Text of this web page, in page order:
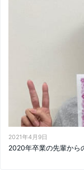
2021年4月9日
2020年卒業の先輩か